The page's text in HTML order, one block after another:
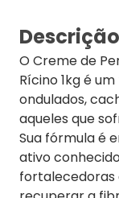
O Creme de
Rícino 1kg é
ondulados,
aqueles que
Sua fórmula é
ativo
fortalecedoras